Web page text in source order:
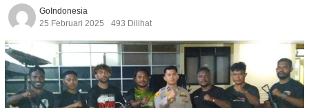
GoIndonesia
25 Februari 2025
493 Dilihat